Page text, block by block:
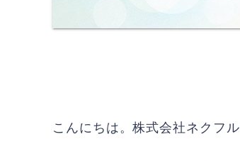
こんにちは。株式会社ネクフル